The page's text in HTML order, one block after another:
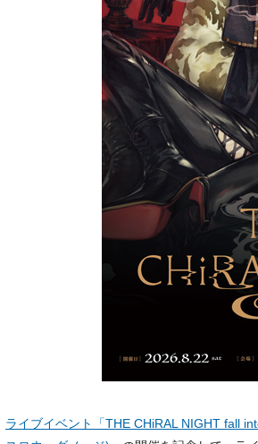
ライブイベント「THE CHiRAL NIGHT fall